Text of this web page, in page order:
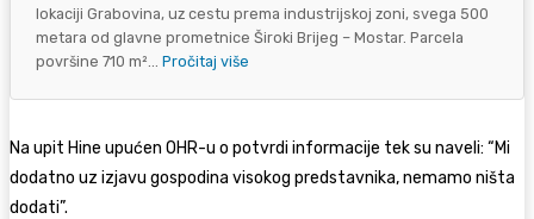
lokaciji Grabovina, uz cestu prema industrijskoj zoni, svega 500
metara od glavne prometnice Široki Brijeg – Mostar. Parcela
površine 710 m²... Pročitaj više
Na upit Hine upućen OHR-u o potvrdi informacije tek su naveli: “Mi
dodatno uz izjavu gospodina visokog predstavnika, nemamo ništa
dodati”.